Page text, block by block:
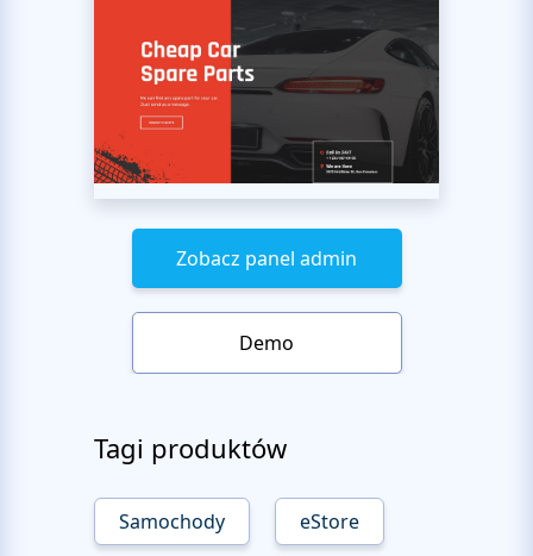
Zobacz panel admin
Demo
Tagi produktów
Samochody eStore